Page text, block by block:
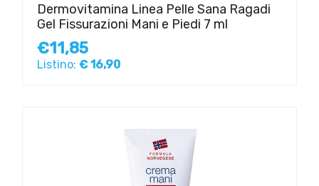
Dermovitamina Linea Pelle Sana Ragadi
Gel Fissurazioni Mani e Piedi 7 ml
€11,85
Listino: € 16,90